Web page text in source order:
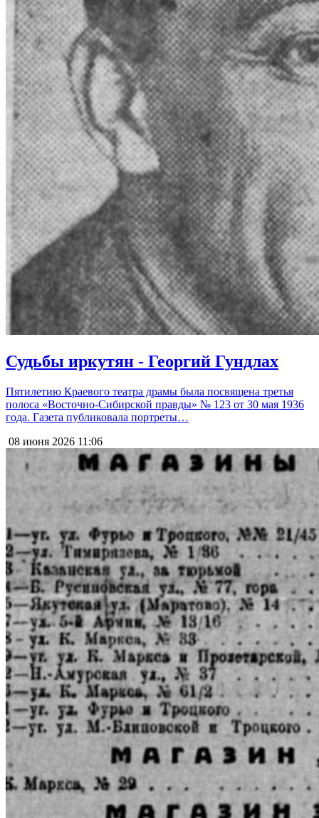
Судьбы иркутян - Георгий Гундлах
Пятилетию Краевого театра драмы была посвящена третья
полоса «Восточно-Сибирской правды» № 123 от 30 мая 1936
года. Газета публиковала портреты…
08 июня 2026 11:06